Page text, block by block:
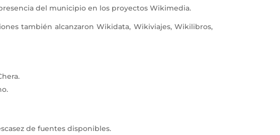
del municipio en los proyectos Wikimedia.
también alcanzaron Wikidata, Wikiviajes, Wikilibros,
de fuentes disponibles.